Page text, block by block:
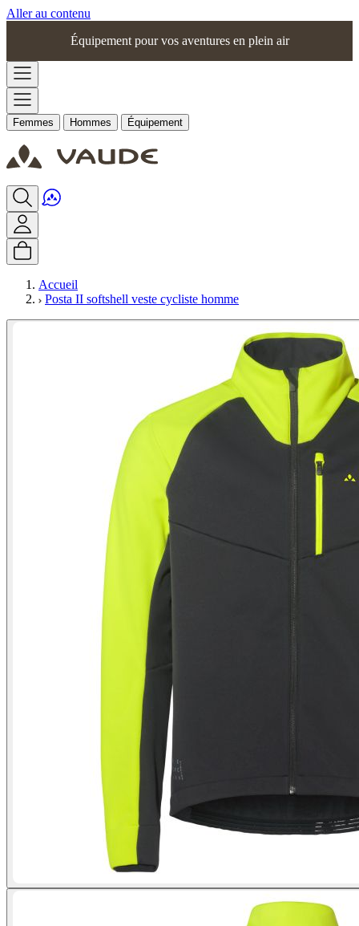
Aller au contenu
Équipement pour vos aventures en plein air
Femmes Hommes Équipement
Accueil
Posta II softshell veste cycliste homme